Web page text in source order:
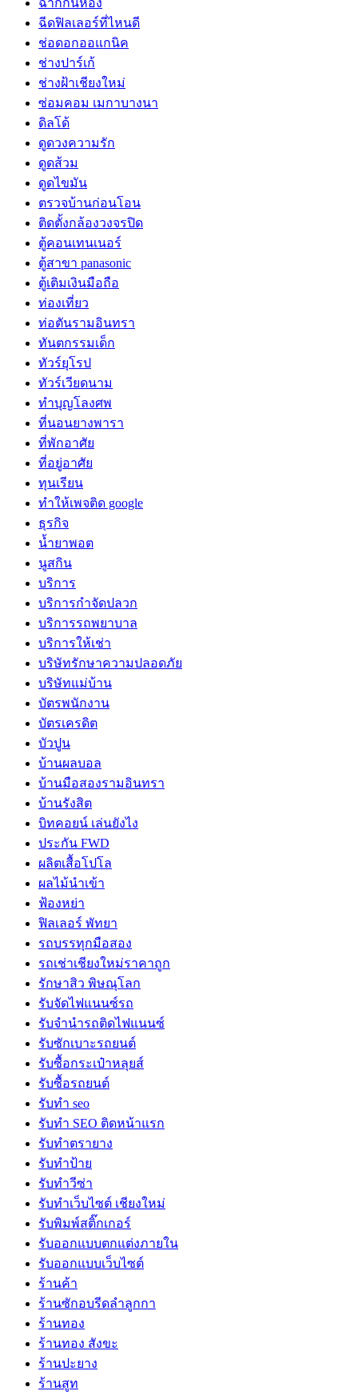
ฉีดฟิลเลอร์ที่ไหนดี
ช่อดอกออแกนิค
ช่างปาร์เก้
ช่างฝ้าเชียงใหม่
ซ่อมคอม เมกาบางนา
ดิลโด้
ดูดวงความรัก
ดูดส้วม
ดูดไขมัน
ตรวจบ้านก่อนโอน
ติดตั้งกล้องวงจรปิด
ตู้คอนเทนเนอร์
ตู้สาขา panasonic
ตู้เติมเงินมือถือ
ท่องเที่ยว
ท่อตันรามอินทรา
ทันตกรรมเด็ก
ทัวร์ยุโรป
ทัวร์เวียดนาม
ทำบุญโลงศพ
ที่นอนยางพารา
ที่พักอาศัย
ที่อยู่อาศัย
ทุนเรียน
ทําให้เพจติด google
ธุรกิจ
น้ำยาพอต
นูสกิน
บริการ
บริการกำจัดปลวก
บริการรถพยาบาล
บริการให้เช่า
บริษัทรักษาความปลอดภัย
บริษัทแม่บ้าน
บัตรพนักงาน
บัตรเครดิต
บัวปูน
บ้านผลบอล
บ้านมือสองรามอินทรา
บ้านรังสิต
บิทคอยน์ เล่นยังไง
ประกัน FWD
ผลิตเสื้อโปโล
ผลไม้นำเข้า
ฟ้องหย่า
ฟิลเลอร์ พัทยา
รถบรรทุกมือสอง
รถเช่าเชียงใหม่ราคาถูก
รักษาสิว พิษณุโลก
รับจัดไฟแนนซ์รถ
รับจำนำรถติดไฟแนนซ์
รับซักเบาะรถยนต์
รับซื้อกระเป๋าหลุยส์
รับซื้อรถยนต์
รับทำ seo
รับทำ SEO ติดหน้าแรก
รับทำตรายาง
รับทำป้าย
รับทำวีซ่า
รับทำเว็บไซต์ เชียงใหม่
รับพิมพ์สติ๊กเกอร์
รับออกแบบตกแต่งภายใน
รับออกแบบเว็บไซต์
ร้านค้า
ร้านซักอบรีดลำลูกกา
ร้านทอง
ร้านทอง สังขะ
ร้านปะยาง
ร้านสูท